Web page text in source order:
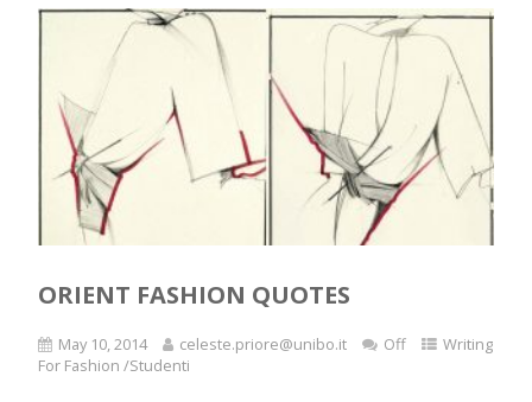
ORIENT FASHION QUOTES
May 10, 2014 celeste.priore@unibo.it Off
Writing
For Fashion /Studenti